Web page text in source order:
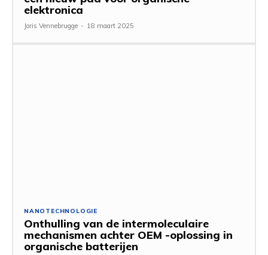
elektronica
Joris Vennebrugge - 18 maart 2025
NANOTECHNOLOGIE
Onthulling van de intermoleculaire
mechanismen achter OEM -oplossing in
organische batterijen